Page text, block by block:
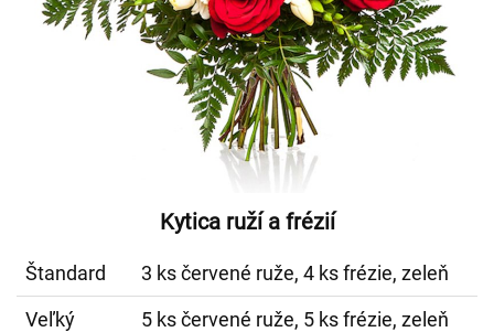
Kytica ruží a frézií
Štandard
3 ks červené ruže, 4 ks frézie, zeleň
Veľký
5 ks červené ruže, 5 ks frézie, zeleň